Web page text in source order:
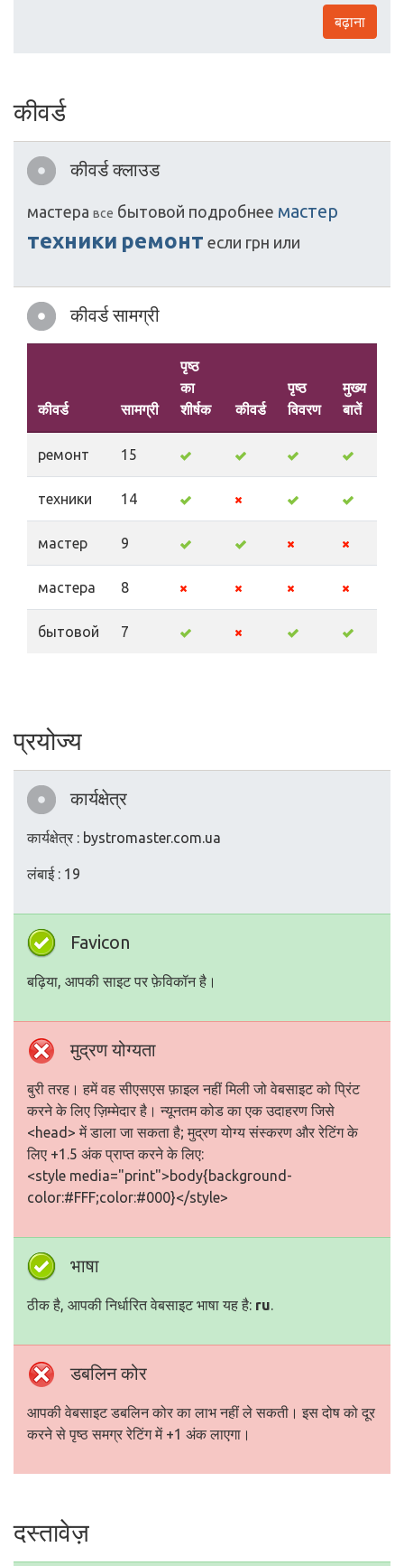
बढ़ाना
कीवर्ड
कीवर्ड क्लाउड
мастера все бытовой подробнее мастер
техники ремонт если грн или
कीवर्ड सामग्री
कीवर्ड सामग्री
पृष्ठ
का
शीर्षक
कीवर्ड
पृष्ठ
विवरण
मुख्य
बातें
ремонт 15
техники 14
мастер 9
мастера 8
бытовой 7
प्रयोज्य
कार्यक्षेत्र
कार्यक्षेत्र : bystromaster.com.ua
लंबाई : 19
Favicon
बढ़िया, आपकी साइट पर फ़ेविकॉन है।
मुद्रण योग्यता
बुरी तरह। हमें वह सीएसएस फ़ाइल नहीं मिली जो वेबसाइट को प्रिंट
करने के लिए ज़िम्मेदार है। न्यूनतम कोड का एक उदाहरण जिसे
<head> में डाला जा सकता है; मुद्रण योग्य संस्करण और रेटिंग के
लिए +1.5 अंक प्राप्त करने के लिए:
<style media="print">body{background-
color:#FFF;color:#000}</style>
भाषा
ठीक है, आपकी निर्धारित वेबसाइट भाषा यह है: ru.
डबलिन कोर
आपकी वेबसाइट डबलिन कोर का लाभ नहीं ले सकती। इस दोष को दूर
करने से पृष्ठ समग्र रेटिंग में +1 अंक लाएगा।
दस्तावेज़